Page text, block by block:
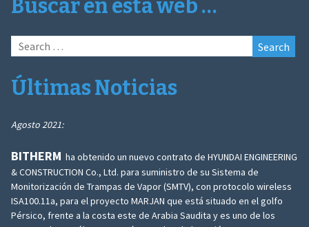
Buscar en esta web …
Search
for:
Últimas Noticias
Agosto 2021:
BITHERM ha obtenido un nuevo contrato de HYUNDAI ENGINEERING
& CONSTRUCTION Co., Ltd. para suministro de su Sistema de
Monitorización de Trampas de Vapor (SMTV), con protocolo wireless
ISA100.11a, para el proyecto MARJAN que está situado en el golfo
Pérsico, frente a la costa este de Arabia Saudita y es uno de los